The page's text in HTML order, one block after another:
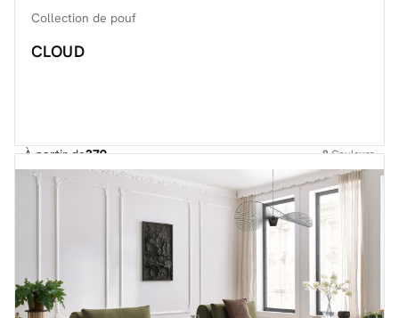
Collection de pouf
CLOUD
À partir de379.- 8Couleurs
Découvrir toute la collection